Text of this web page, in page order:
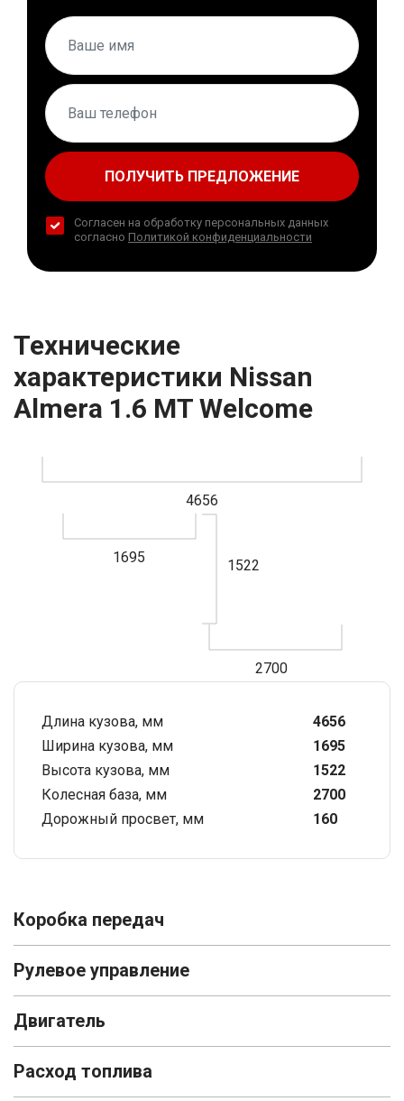
ПОЛУЧИТЬ ПРЕДЛОЖЕНИЕ
Согласен на обработку персональных данных
согласно Политикой конфиденциальности
Технические
характеристики Nissan
Almera 1.6 MT Welcome
4656
1695 1522
2700
Длина кузова, мм
4656
Ширина кузова, мм
1695
Высота кузова, мм
1522
Колесная база, мм
2700
Дорожный просвет, мм
160
Коробка передач
Рулевое управление
Двигатель
Расход топлива